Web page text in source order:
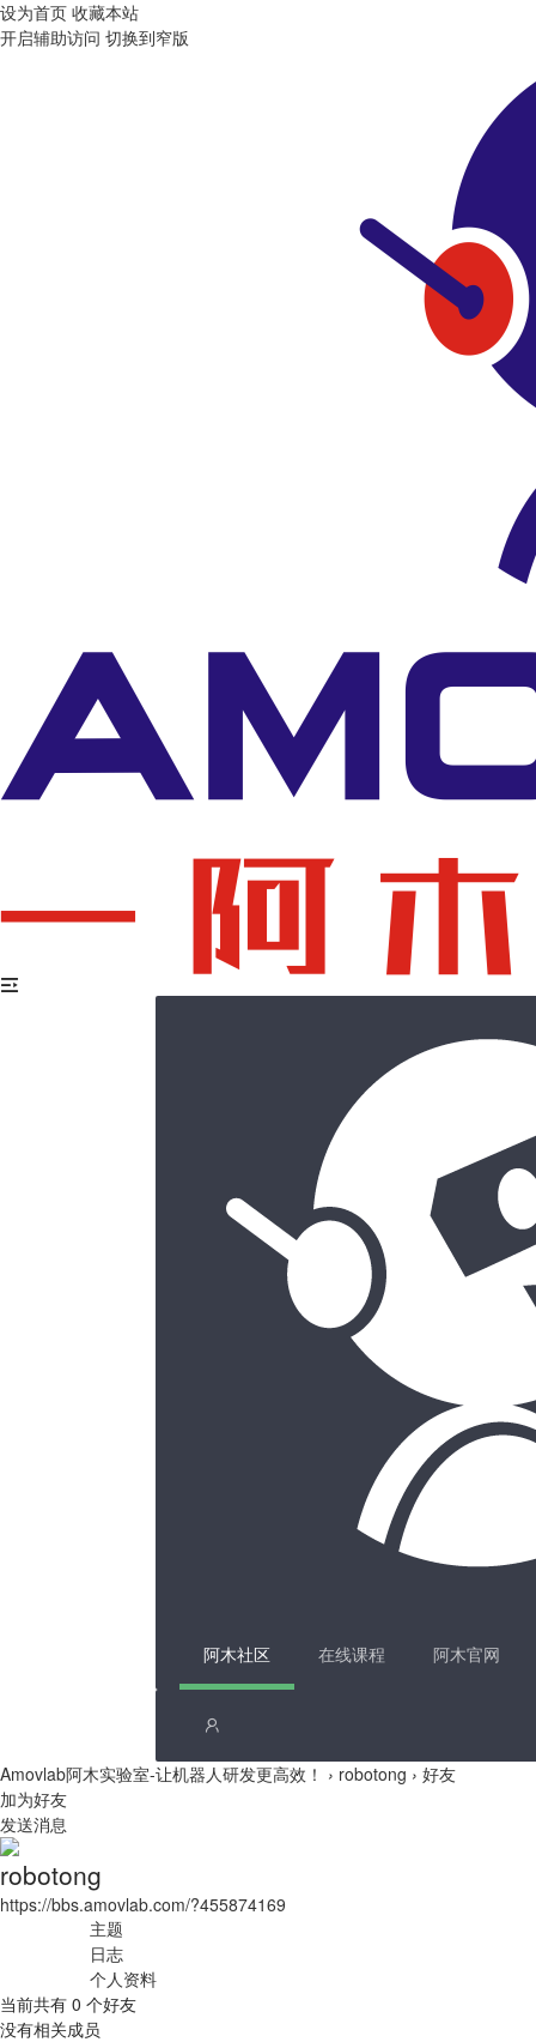
设为首页 收藏本站
开启辅助访问 切换到窄版
阿木社区 在线课程 阿木官网
Amovlab阿木实验室-让机器人研发更高效！ › robotong › 好友
加为好友
发送消息
robotong
https://bbs.amovlab.com/?455874169
主题
日志
个人资料
当前共有 0 个好友
没有相关成员